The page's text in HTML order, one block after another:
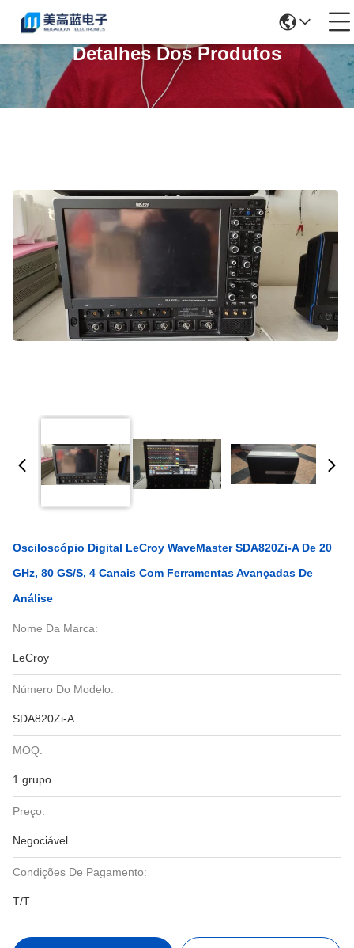
Detalhes Dos Produtos
Osciloscópio Digital LeCroy WaveMaster SDA820Zi-A De 20
GHz, 80 GS/s, 4 Canais Com Ferramentas Avançadas De
Análise
Nome Da Marca:
LeCroy
Número Do Modelo:
SDA820Zi-A
MOQ:
1 grupo
Preço:
Negociável
Condições De Pagamento:
T/T